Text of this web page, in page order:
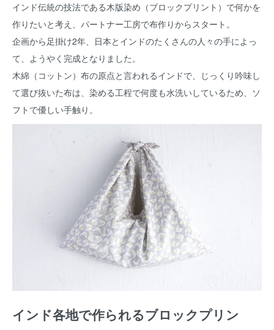
インド伝統の技法である木版染め（ブロックプリント）で何かを
作りたいと考え、パートナー工房で布作りからスタート。
企画から足掛け2年、日本とインドのたくさんの人々の手によっ
て、ようやく完成となりました。
木綿（コットン）布の原点と言われるインドで、じっくり吟味し
て選び抜いた布は、染める工程で何度も水洗いしているため、ソ
フトで優しい手触り。
インド各地で作られるブロックプリン